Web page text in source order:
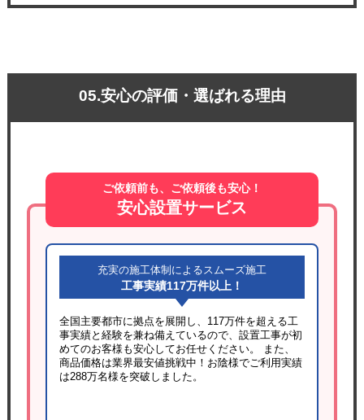
05.安心の評価・選ばれる理由
ご依頼前も、ご依頼後も安心！
安心設置サービス
充実の施工体制によるスムーズ施工
工事実績117万件以上！
全国主要都市に拠点を展開し、117万件を超える工
事実績と経験を兼ね備えているので、設置工事が初
めてのお客様も安心してお任せください。 また、
商品価格は業界最安値挑戦中！お陰様でご利用実績
は288万名様を突破しました。